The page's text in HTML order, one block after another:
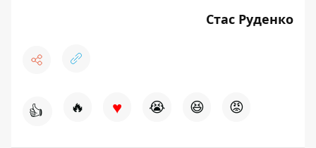
Стас Руденко
👍 🔥 ♥ 😭 😆 😡